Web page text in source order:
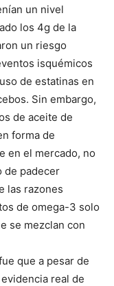
un nivel
los 4g de la
un riesgo
isquémicos
de estatinas en
Sin embargo,
de aceite de
forma de
en el mercado, no
de padecer
las razones
de omega-3 solo
se mezclan con
que a pesar de
real de